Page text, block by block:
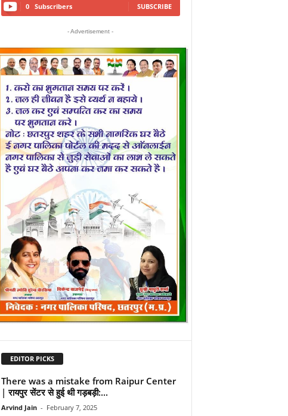
0 Subscribers SUBSCRIBE
- Advertisement -
EDITOR PICKS
There was a mistake from Raipur Center
| रायपुर सेंटर से हुई थी गड़बड़ी:...
Arvind Jain - February 7, 2025